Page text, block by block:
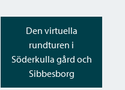
Den virtuella
rundturen i
Söderkulla gård och
Sibbesborg